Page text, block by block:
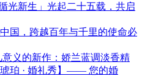
光新生」光起二十五载，共启
国，跨越百年与千里的使命必
义的新作：娇兰蓝调淡香精
珀 · 婚礼秀】—— 您的婚